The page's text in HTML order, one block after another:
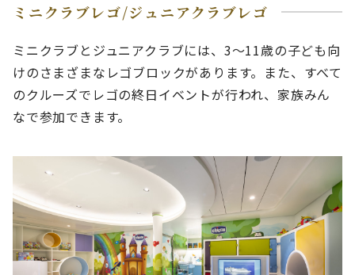
ミニクラブレゴ/ジュニアクラブレゴ
ミニクラブとジュニアクラブには、3〜11歳の子ども向
けのさまざまなレゴブロックがあります。また、すべて
のクルーズでレゴの終日イベントが行われ、家族みん
なで参加できます。